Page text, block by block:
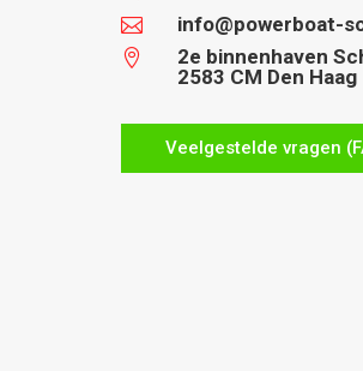
 info@powerboat-

2e binnenhaven
2583 CM Den Haag
Veelgestelde vragen